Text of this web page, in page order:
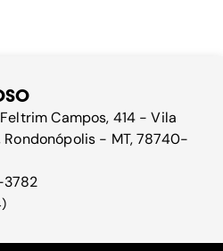
Campos, 414 - Vila
Rondonópolis - MT, 78740-
)